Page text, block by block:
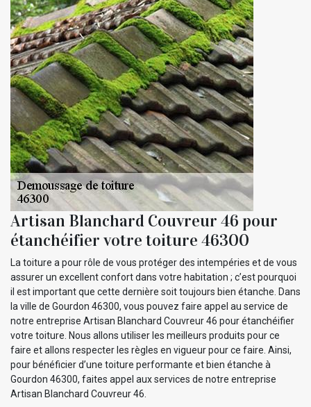
Artisan Blanchard Couvreur 46 pour
étanchéifier votre toiture 46300
La toiture a pour rôle de vous protéger des intempéries et de vous
assurer un excellent confort dans votre habitation ; c’est pourquoi
il est important que cette dernière soit toujours bien étanche. Dans
la ville de Gourdon 46300, vous pouvez faire appel au service de
notre entreprise Artisan Blanchard Couvreur 46 pour étanchéifier
votre toiture. Nous allons utiliser les meilleurs produits pour ce
faire et allons respecter les règles en vigueur pour ce faire. Ainsi,
pour bénéficier d’une toiture performante et bien étanche à
Gourdon 46300, faites appel aux services de notre entreprise
Artisan Blanchard Couvreur 46.